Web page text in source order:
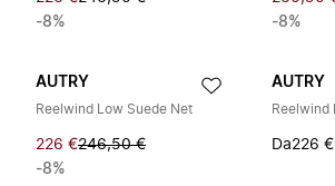
-8%
-8%
AUTRY
Reelwind Low Suede Net
226 €246,50 €
-8%
AUTRY
Reelwind
Da226 €